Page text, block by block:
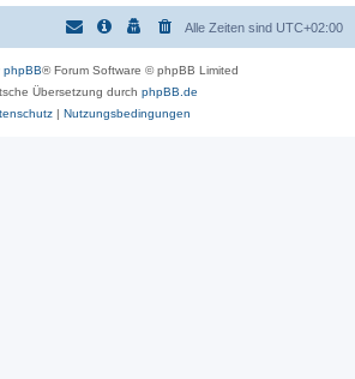
Alle Zeiten sind UTC+02:00
phpBB® Forum Software © phpBB Limited
Übersetzung durch phpBB.de
| Nutzungsbedingungen